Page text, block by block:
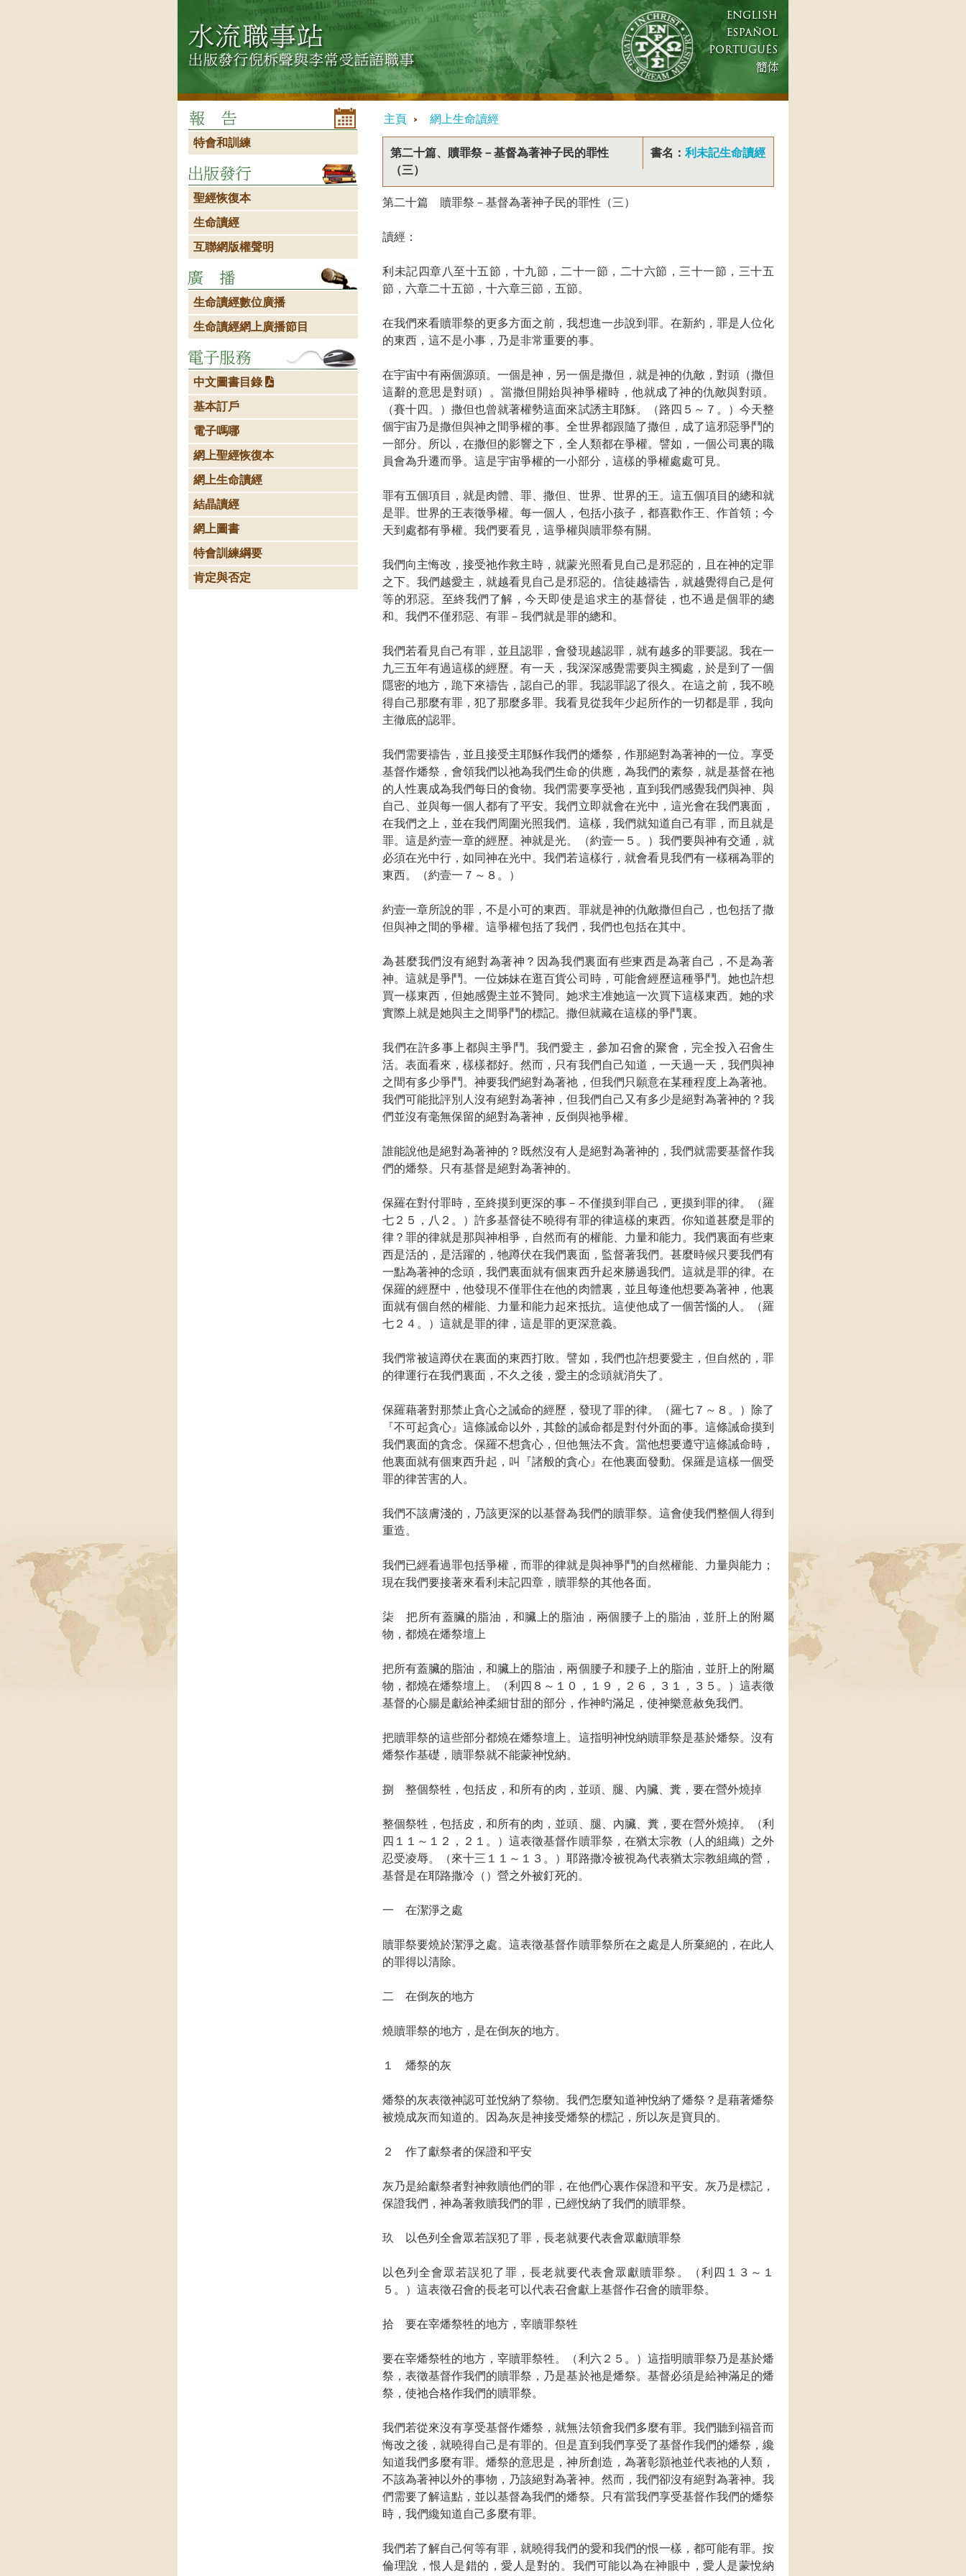
主頁 網上生命讀經
第二十篇、贖罪祭－基督為著神子民的罪性
（三）
書名： 利未記生命讀經
第二十篇 贖罪祭－基督為著神子民的罪性（三）
讀經：
利未記四章八至十五節，十九節，二十一節，二十六節，三十一節，三十五
節，六章二十五節，十六章三節，五節。
在我們來看贖罪祭的更多方面之前，我想進一步說到罪。在新約，罪是人位化
的東西，這不是小事，乃是非常重要的事。
在宇宙中有兩個源頭。一個是神，另一個是撒但，就是神的仇敵，對頭（撒但
這辭的意思是對頭）。當撒但開始與神爭權時，他就成了神的仇敵與對頭。
（賽十四。）撒但也曾就著權勢這面來試誘主耶穌。（路四５～７。）今天整
個宇宙乃是撒但與神之間爭權的事。全世界都跟隨了撒但，成了這邪惡爭鬥的
一部分。所以，在撒但的影響之下，全人類都在爭權。譬如，一個公司裏的職
員會為升遷而爭。這是宇宙爭權的一小部分，這樣的爭權處處可見。
罪有五個項目，就是肉體、罪、撒但、世界、世界的王。這五個項目的總和就
是罪。世界的王表徵爭權。每一個人，包括小孩子，都喜歡作王、作首領；今
天到處都有爭權。我們要看見，這爭權與贖罪祭有關。
我們向主悔改，接受祂作救主時，就蒙光照看見自己是邪惡的，且在神的定罪
之下。我們越愛主，就越看見自己是邪惡的。信徒越禱告，就越覺得自己是何
等的邪惡。至終我們了解，今天即使是追求主的基督徒，也不過是個罪的總
和。我們不僅邪惡、有罪－我們就是罪的總和。
我們若看見自己有罪，並且認罪，會發現越認罪，就有越多的罪要認。我在一
九三五年有過這樣的經歷。有一天，我深深感覺需要與主獨處，於是到了一個
隱密的地方，跪下來禱告，認自己的罪。我認罪認了很久。在這之前，我不曉
得自己那麼有罪，犯了那麼多罪。我看見從我年少起所作的一切都是罪，我向
主徹底的認罪。
我們需要禱告，並且接受主耶穌作我們的燔祭，作那絕對為著神的一位。享受
基督作燔祭，會領我們以祂為我們生命的供應，為我們的素祭，就是基督在祂
的人性裏成為我們每日的食物。我們需要享受祂，直到我們感覺我們與神、與
自己、並與每一個人都有了平安。我們立即就會在光中，這光會在我們裏面，
在我們之上，並在我們周圍光照我們。這樣，我們就知道自己有罪，而且就是
罪。這是約壹一章的經歷。神就是光。（約壹一５。）我們要與神有交通，就
必須在光中行，如同神在光中。我們若這樣行，就會看見我們有一樣稱為罪的
東西。（約壹一７～８。）
約壹一章所說的罪，不是小可的東西。罪就是神的仇敵撒但自己，也包括了撒
但與神之間的爭權。這爭權包括了我們，我們也包括在其中。
為甚麼我們沒有絕對為著神？因為我們裏面有些東西是為著自己，不是為著
神。這就是爭鬥。一位姊妹在逛百貨公司時，可能會經歷這種爭鬥。她也許想
買一樣東西，但她感覺主並不贊同。她求主准她這一次買下這樣東西。她的求
實際上就是她與主之間爭鬥的標記。撒但就藏在這樣的爭鬥裏。
我們在許多事上都與主爭鬥。我們愛主，參加召會的聚會，完全投入召會生
活。表面看來，樣樣都好。然而，只有我們自己知道，一天過一天，我們與神
之間有多少爭鬥。神要我們絕對為著祂，但我們只願意在某種程度上為著祂。
我們可能批評別人沒有絕對為著神，但我們自己又有多少是絕對為著神的？我
們並沒有毫無保留的絕對為著神，反倒與祂爭權。
誰能說他是絕對為著神的？既然沒有人是絕對為著神的，我們就需要基督作我
們的燔祭。只有基督是絕對為著神的。
保羅在對付罪時，至終摸到更深的事－不僅摸到罪自己，更摸到罪的律。（羅
七２５，八２。）許多基督徒不曉得有罪的律這樣的東西。你知道甚麼是罪的
律？罪的律就是那與神相爭，自然而有的權能、力量和能力。我們裏面有些東
西是活的，是活躍的，牠蹲伏在我們裏面，監督著我們。甚麼時候只要我們有
一點為著神的念頭，我們裏面就有個東西升起來勝過我們。這就是罪的律。在
保羅的經歷中，他發現不僅罪住在他的肉體裏，並且每逢他想要為著神，他裏
面就有個自然的權能、力量和能力起來抵抗。這使他成了一個苦惱的人。（羅
七２４。）這就是罪的律，這是罪的更深意義。
我們常被這蹲伏在裏面的東西打敗。譬如，我們也許想要愛主，但自然的，罪
的律運行在我們裏面，不久之後，愛主的念頭就消失了。
保羅藉著對那禁止貪心之誡命的經歷，發現了罪的律。（羅七７～８。）除了
『不可起貪心』這條誡命以外，其餘的誡命都是對付外面的事。這條誡命摸到
我們裏面的貪念。保羅不想貪心，但他無法不貪。當他想要遵守這條誡命時，
他裏面就有個東西升起，叫『諸般的貪心』在他裏面發動。保羅是這樣一個受
罪的律苦害的人。
我們不該膚淺的，乃該更深的以基督為我們的贖罪祭。這會使我們整個人得到
重造。
我們已經看過罪包括爭權，而罪的律就是與神爭鬥的自然權能、力量與能力；
現在我們要接著來看利未記四章，贖罪祭的其他各面。
柒 把所有蓋臟的脂油，和臟上的脂油，兩個腰子上的脂油，並肝上的附屬
物，都燒在燔祭壇上
把所有蓋臟的脂油，和臟上的脂油，兩個腰子和腰子上的脂油，並肝上的附屬
物，都燒在燔祭壇上。（利四８～１０，１９，２６，３１，３５。）這表徵
基督的心腸是獻給神柔細甘甜的部分，作神旳滿足，使神樂意赦免我們。
把贖罪祭的這些部分都燒在燔祭壇上。這指明神悅納贖罪祭是基於燔祭。沒有
燔祭作基礎，贖罪祭就不能蒙神悅納。
捌 整個祭牲，包括皮，和所有的肉，並頭、腿、內臟、糞，要在營外燒掉
整個祭牲，包括皮，和所有的肉，並頭、腿、內臟、糞，要在營外燒掉。（利
四１１～１２，２１。）這表徵基督作贖罪祭，在猶太宗教（人的組織）之外
忍受凌辱。（來十三１１～１３。）耶路撒冷被視為代表猶太宗教組織的營，
基督是在耶路撒冷（）營之外被釘死的。
一 在潔淨之處
贖罪祭要燒於潔淨之處。這表徵基督作贖罪祭所在之處是人所棄絕的，在此人
的罪得以清除。
二 在倒灰的地方
燒贖罪祭的地方，是在倒灰的地方。
１ 燔祭的灰
燔祭的灰表徵神認可並悅納了祭物。我們怎麼知道神悅納了燔祭？是藉著燔祭
被燒成灰而知道的。因為灰是神接受燔祭的標記，所以灰是寶貝的。
２ 作了獻祭者的保證和平安
灰乃是給獻祭者對神救贖他們的罪，在他們心裏作保證和平安。灰乃是標記，
保證我們，神為著救贖我們的罪，已經悅納了我們的贖罪祭。
玖 以色列全會眾若誤犯了罪，長老就要代表會眾獻贖罪祭
以色列全會眾若誤犯了罪，長老就要代表會眾獻贖罪祭。（利四１３～１
５。）這表徵召會的長老可以代表召會獻上基督作召會的贖罪祭。
拾 要在宰燔祭牲的地方，宰贖罪祭牲
要在宰燔祭牲的地方，宰贖罪祭牲。（利六２５。）這指明贖罪祭乃是基於燔
祭，表徵基督作我們的贖罪祭，乃是基於祂是燔祭。基督必須是給神滿足的燔
祭，使祂合格作我們的贖罪祭。
我們若從來沒有享受基督作燔祭，就無法領會我們多麼有罪。我們聽到福音而
悔改之後，就曉得自己是有罪的。但是直到我們享受了基督作我們的燔祭，纔
知道我們多麼有罪。燔祭的意思是，神所創造，為著彰顥祂並代表祂的人類，
不該為著神以外的事物，乃該絕對為著神。然而，我們卻沒有絕對為著神。我
們需要了解這點，並以基督為我們的燔祭。只有當我們享受基督作我們的燔祭
時，我們纔知道自己多麼有罪。
我們若了解自己何等有罪，就曉得我們的愛和我們的恨一樣，都可能有罪。按
倫理說，恨人是錯的，愛人是對的。我們可能以為在神眼中，愛人是蒙悅納
特會和訓練
聖經恢復本
生命讀經
互聯網版權聲明
生命讀經數位廣播
生命讀經網上廣播節目
中文圖書目錄
基本訂戶
電子嗎哪
網上聖經恢復本
網上生命讀經
結晶讀經
網上圖書
特會訓練綱要
肯定與否定